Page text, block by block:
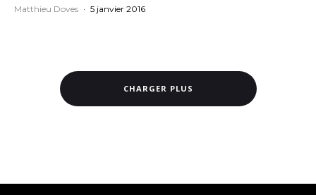
Matthieu Doves · 5 janvier 2016
CHARGER PLUS